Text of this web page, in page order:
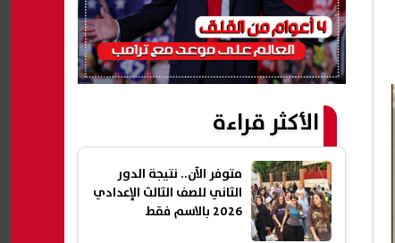
الأكثر قراءة
متوفر الآن.. نتيجة الدور
الثاني للصف الثالث الإعدادي
2026 بالاسم فقط